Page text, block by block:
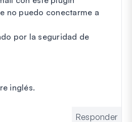
no puedo conectarme a
por la seguridad de
inglés.
Responder